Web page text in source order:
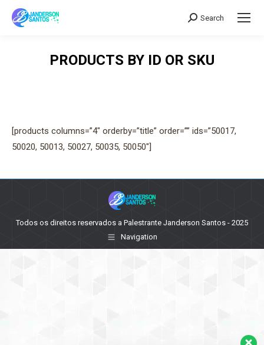
Search:
Search
PRODUCTS BY ID OR SKU
[products columns=”4″ orderby=”title” order=”” ids=”50017,
50020, 50013, 50027, 50035, 50050″]
Todos os direitos reservados a Palestrante Janderson Santos - 2025
Navigation